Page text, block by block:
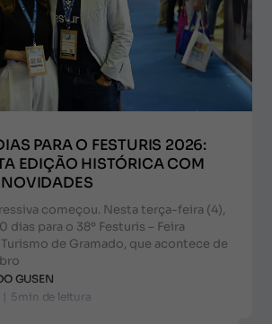
PARA O FESTURIS 2026:
EDIÇÃO HISTÓRICA COM
começou. Nesta terça-feira (4),
dias para o 38º Festuris – Feira
de Gramado, que acontece de
GUSEN
| 5min de leitura